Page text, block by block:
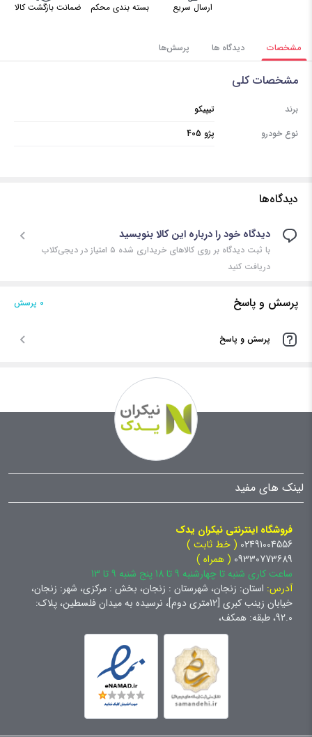
ارسال سریع
بسته بندی محکم ضمانت بازگشت کالا
مشخصات دیدگاه ها پرسش‌ها
مشخصات کلی
برند
تیپیکو
نوع خودرو
پژو 405
دیدگاه‌ها
دیدگاه خود را درباره این کالا بنویسید
با ثبت دیدگاه بر روی کالاهای خریداری شده ۵ امتیاز در دیجی‌کلاب
دریافت کنید
پرسش و پاسخ 0 پرسش‌
پرسش و پاسخ
لینک های مفید
فروشگاه اینترنتی نیکران یدک
02491004556 ( خط ثابت )
09330773689 ( همراه )
ساعت کاری شنبه تا چهارشنبه 9 تا 18 پنج شنبه 9 تا 13
آدرس: استان: زنجان، شهرستان : زنجان، بخش : مرکزی، شهر: زنجان،
خیابان زینب کبری [12متری دوم]، نرسیده به میدان فلسطین، پلاک:
92.0، طبقه: همکف،